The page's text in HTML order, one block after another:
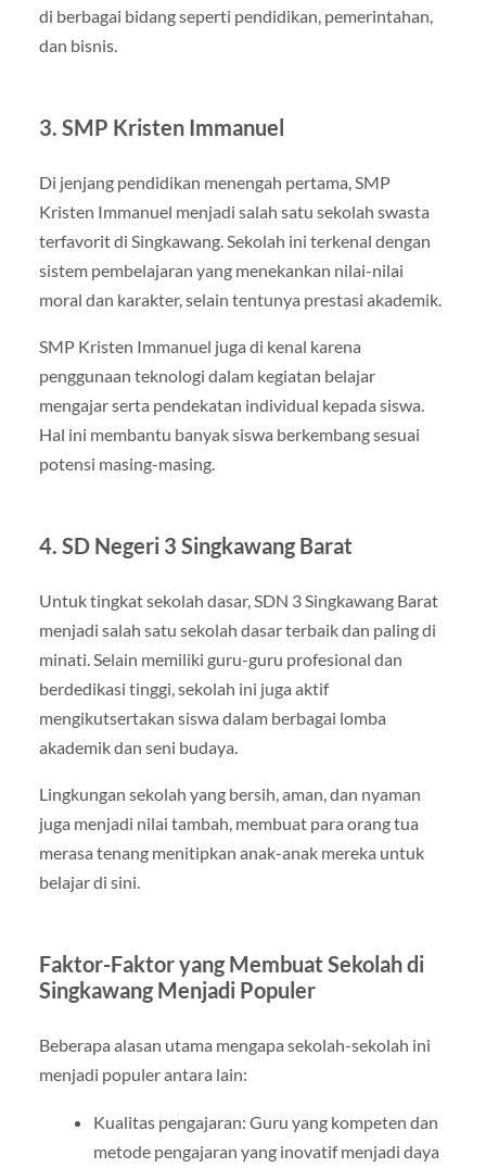
di berbagai bidang seperti pendidikan, pemerintahan,
dan bisnis.
3. SMP Kristen Immanuel
Di jenjang pendidikan menengah pertama, SMP
Kristen Immanuel menjadi salah satu sekolah swasta
terfavorit di Singkawang. Sekolah ini terkenal dengan
sistem pembelajaran yang menekankan nilai-nilai
moral dan karakter, selain tentunya prestasi akademik.
SMP Kristen Immanuel juga di kenal karena
penggunaan teknologi dalam kegiatan belajar
mengajar serta pendekatan individual kepada siswa.
Hal ini membantu banyak siswa berkembang sesuai
potensi masing-masing.
4. SD Negeri 3 Singkawang Barat
Untuk tingkat sekolah dasar, SDN 3 Singkawang Barat
menjadi salah satu sekolah dasar terbaik dan paling di
minati. Selain memiliki guru-guru profesional dan
berdedikasi tinggi, sekolah ini juga aktif
mengikutsertakan siswa dalam berbagai lomba
akademik dan seni budaya.
Lingkungan sekolah yang bersih, aman, dan nyaman
juga menjadi nilai tambah, membuat para orang tua
merasa tenang menitipkan anak-anak mereka untuk
belajar di sini.
Faktor-Faktor yang Membuat Sekolah di
Singkawang Menjadi Populer
Beberapa alasan utama mengapa sekolah-sekolah ini
menjadi populer antara lain:
Kualitas pengajaran: Guru yang kompeten dan
metode pengajaran yang inovatif menjadi daya